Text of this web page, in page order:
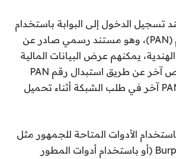
تسجيل الدخول إلى البوابة باستخدام
رقم الحساب الدائم (PAN)، وهو مستند رسمي صادر عن
يمكنهم عرض البيانات المالية
الحساسة لأي شخص آخر عن طريق استبدال رقم PAN
الخاص بهم برقم PAN آخر في طلب الشبكة أثناء تحميل
الأدوات المتاحة للجمهور مثل
Postman أو Burp Suite (أو باستخدام أدوات المطور